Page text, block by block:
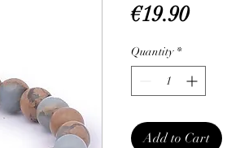
€19.90Price
Quantity *
Add to Cart